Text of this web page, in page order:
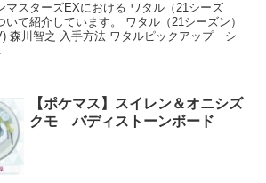
マスターズEXにおける ワタル（21シーズ
て紹介しています。 ワタル（21シーズン）
森川智之 入手方法 ワタルピックアップ シ
【ポケマス】スイレン＆オニシズ
クモ バディストーンボード